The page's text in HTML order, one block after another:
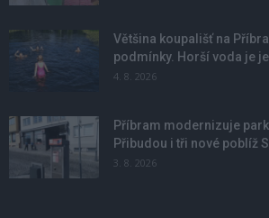
Většina koupališť na
podmínky. Horší voda je
4. 8. 2026
Příbram modernizuje
Přibudou i tři nové poblíž
3. 8. 2026